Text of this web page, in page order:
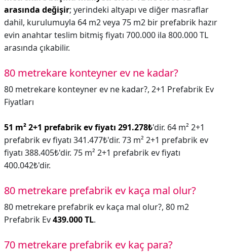
arasında değişir; yerindeki altyapı ve diğer masraflar
dahil, kurulumuyla 64 m2 veya 75 m2 bir prefabrik hazır
evin anahtar teslim bitmiş fiyatı 700.000 ila 800.000 TL
arasında çıkabilir.
80 metrekare konteyner ev ne kadar?
80 metrekare konteyner ev ne kadar?, 2+1 Prefabrik Ev
Fiyatları
51 m² 2+1 prefabrik ev fiyatı 291.278₺'dir. 64 m² 2+1
prefabrik ev fiyatı 341.477₺'dir. 73 m² 2+1 prefabrik ev
fiyatı 388.405₺'dir. 75 m² 2+1 prefabrik ev fiyatı
400.042₺'dir.
80 metrekare prefabrik ev kaça mal olur?
80 metrekare prefabrik ev kaça mal olur?, 80 m2
Prefabrik Ev439.000 TL.
70 metrekare prefabrik ev kaç para?